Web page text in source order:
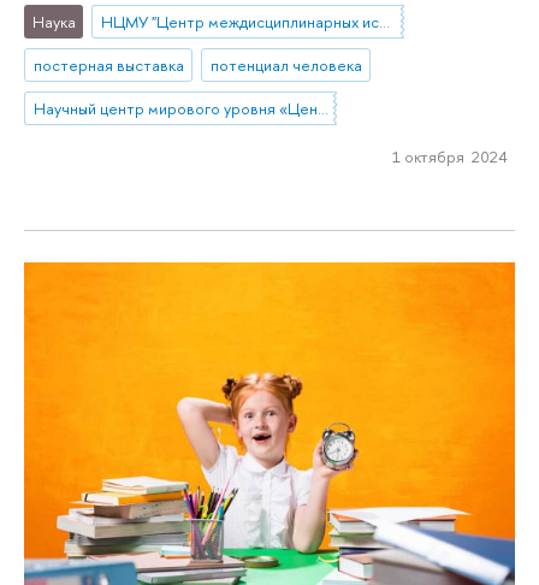
Наука
НЦМУ "Центр междисциплинарных исследований человеческого потенциала"
постерная выставка
потенциал человека
Научный центр мирового уровня «Центр междисциплинарных исследований человеческого потенциала»
1 октября 2024